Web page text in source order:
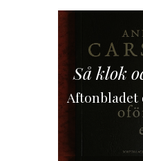
Så klok
Aftonbladet